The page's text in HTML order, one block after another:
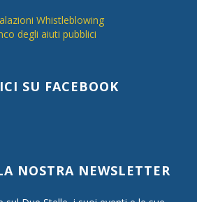
Whistleblowing
degli aiuti pubblici
SU FACEBOOK
NOSTRA NEWSLETTER